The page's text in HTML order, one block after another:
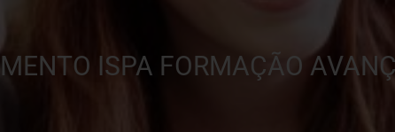
ISPA FORMAÇÃO